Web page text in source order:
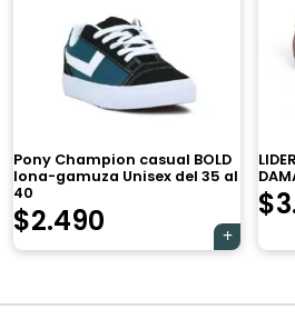
Pony Champion casual BOLD
lona-gamuza Unisex del 35 al
40
$2.490 $